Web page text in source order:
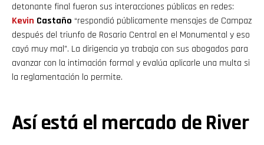
detonante final fueron sus interacciones públicas en redes:
Kevin Castaño “respondió públicamente mensajes de Campaz
después del triunfo de Rosario Central en el Monumental y eso
cayó muy mal”. La dirigencia ya trabaja con sus abogados para
avanzar con la intimación formal y evalúa aplicarle una multa si
la reglamentación lo permite.
Así está el mercado de River